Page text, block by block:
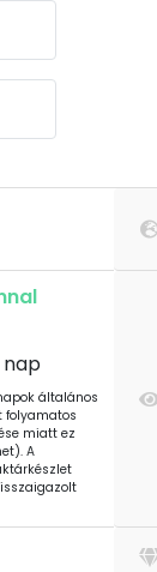
nap
általános
folyamatos
miatt ez
A